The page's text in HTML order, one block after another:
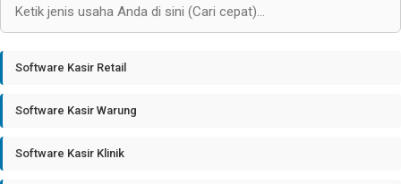
Software Kasir Retail
Software Kasir Warung
Software Kasir Klinik